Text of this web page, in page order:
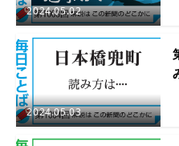
2024.05.02
2024.05.03